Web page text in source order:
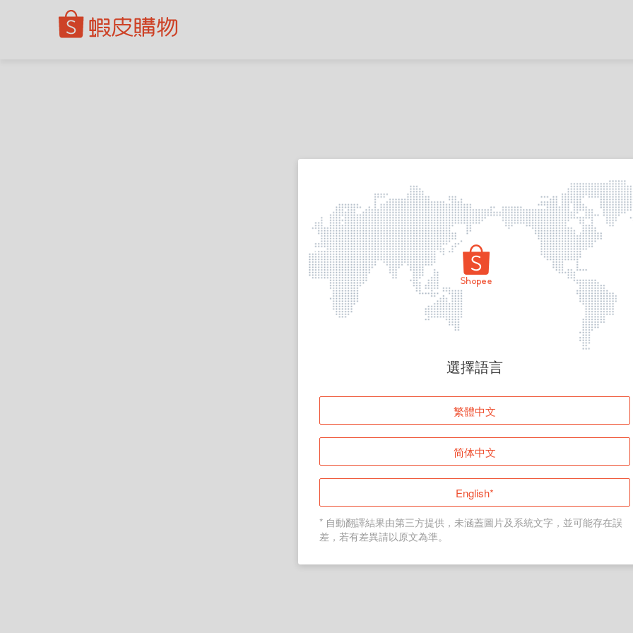
頁面無法顯示
登入
返回首頁
選擇語言
繁體中文
简体中文
English*
* 自動翻譯結果由第三方提供，未涵蓋圖片及系統文字，並可能存在誤
差，若有差異請以原文為準。